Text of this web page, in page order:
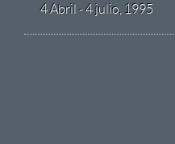
4 Abril - 4 julio, 1995